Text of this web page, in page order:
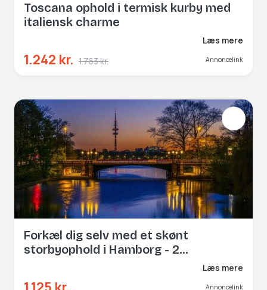
Toscana ophold i termisk kurby med
italiensk charme
Læs mere
1.242 kr. 1.763 kr. Annoncelink
Forkæl dig selv med et skønt
storbyophold i Hamborg - 2
overnatninger, morgenmad mm.Læs mere
Annoncelink